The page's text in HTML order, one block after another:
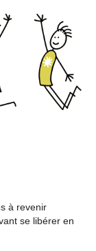
à revenir
se libérer en